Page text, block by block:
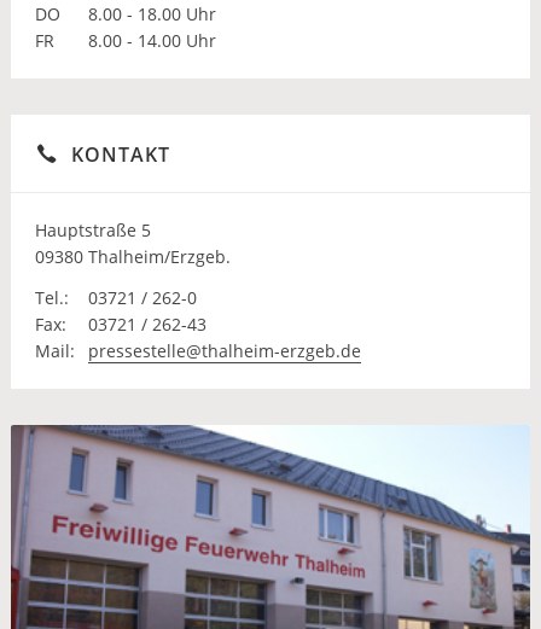
DO
8.00 - 18.00 Uhr
FR
8.00 - 14.00 Uhr
KONTAKT
Hauptstraße 5
09380 Thalheim/Erzgeb.
Tel.:
03721 / 262-0
Fax:
03721 / 262-43
Mail:
pressestelle@thalheim-erzgeb.de